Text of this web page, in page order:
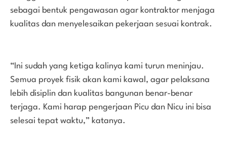
sebagai bentuk pengawasan agar kontraktor menjaga
kualitas dan menyelesaikan pekerjaan sesuai kontrak.
“Ini sudah yang ketiga kalinya kami turun meninjau.
Semua proyek fisik akan kami kawal, agar pelaksana
lebih disiplin dan kualitas bangunan benar-benar
terjaga. Kami harap pengerjaan Picu dan Nicu ini bisa
selesai tepat waktu,” katanya.